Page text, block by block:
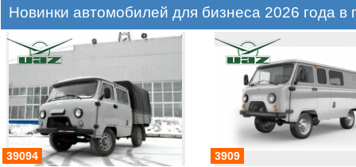
Новинки автомобилей для бизнеса 2026 года в
39094 3909